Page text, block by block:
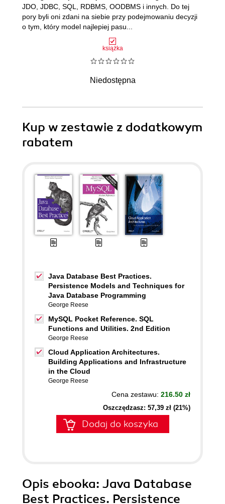
książka
Niedostępna
JDO, JDBC, SQL, RDBMS, OODBMS i innych. Do tej
pory byli oni zdani na siebie przy podejmowaniu decyzji
o tym, który model najlepiej pasu...
Kup w zestawie z dodatkowym
rabatem
Java Database Best Practices.
Persistence Models and Techniques for
Java Database Programming
George Reese
MySQL Pocket Reference. SQL
Functions and Utilities. 2nd Edition
George Reese
Cloud Application Architectures.
Building Applications and Infrastructure
in the Cloud
George Reese
Cena zestawu: 216.50 zł
Oszczędzasz: 57,39 zł (21%)
Dodaj do koszyka
Opis ebooka: Java Database
Best Practices. Persistence